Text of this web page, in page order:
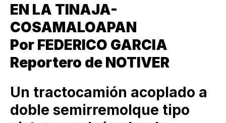
EN LA TINAJA-
COSAMALOAPAN
Por FEDERICO GARCIA
Reportero de NOTIVER
Un tractocamión acoplado a
doble semirremolque tipo